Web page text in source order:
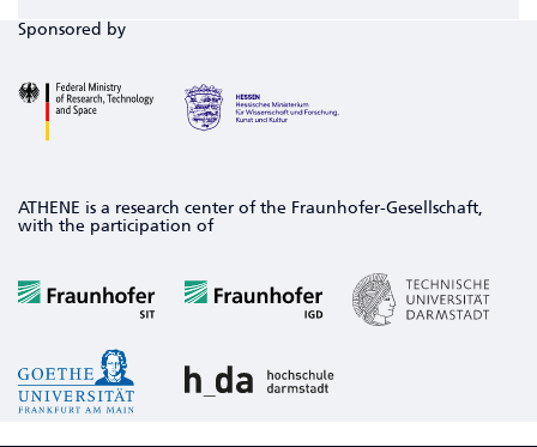
Sponsored by
ATHENE is a research center of the Fraunhofer-Gesellschaft,
with the participation of